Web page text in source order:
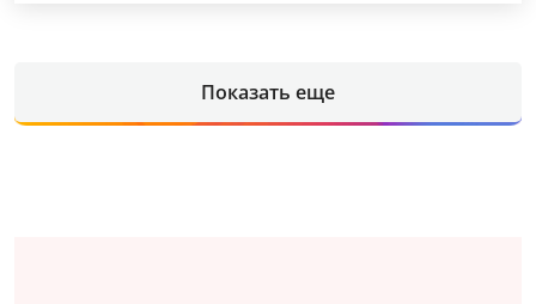
Показать еще